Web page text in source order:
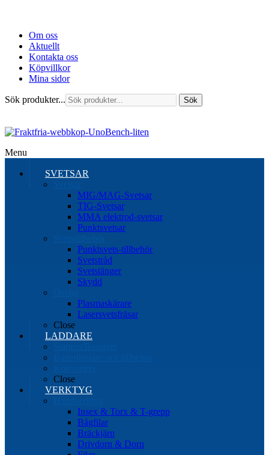
Om oss
Aktuellt
Kontakta oss
Köpvillkor
Mina sidor
Sök produkter... Sök
Menu
SVETSAR
MIG/MAG-Svetsar
TIG-Svetsar
MMA elektrod-svetsar
Punktsvetsar
Punktsvets-tillbehör
Svetstråd
Svetstänger
Skydd
Plasmaskärare
Lasersvetsfräsar
Close
LADDARE
Close
VERKTYG
Insex & Torx & T-grepp
Bågfilar
Bräckjärn
Drivdorn & Dorn